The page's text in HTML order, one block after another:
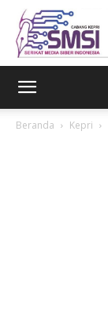
Beranda Kepri